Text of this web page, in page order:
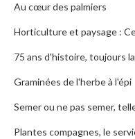
Au cœur des palmiers
Horticulture et paysage :
75 ans d'histoire, toujours
Graminées de l'herbe à l'épi
Semer ou ne pas semer,
Plantes compagnes, le